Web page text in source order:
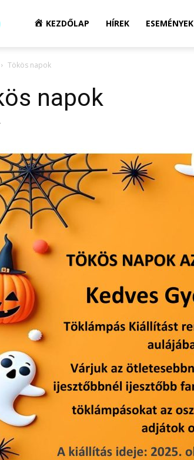
Kazincbarcikai
Pollack
Általános
Iskola
KEZDŐLAP HÍREK ESEMÉNYEK
Tökös napok
napok